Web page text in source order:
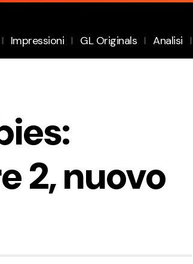
Impressioni GL Originals Analisi
2, nuovo